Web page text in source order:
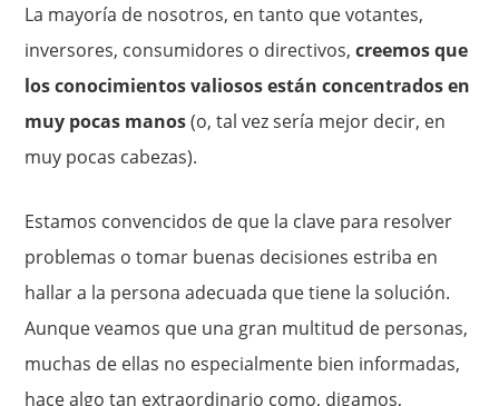
La mayoría de noso­tros, en tanto que votantes,
inversores, consumidores o directivos,creemos que
los conocimientos valiosos están concentrados en
muy pocas manos(o, tal vez sería mejor decir, en
muy pocas cabezas).
Estamos convencidos de que la clave para resolver
problemas o to­mar buenas decisiones estriba en
hallar a la persona adecuada que tiene la solución.
Aunque veamos que una gran multitud de perso­nas,
muchas de ellas no especialmente bien informadas,
hace algo tan extraordinario como, digamos,